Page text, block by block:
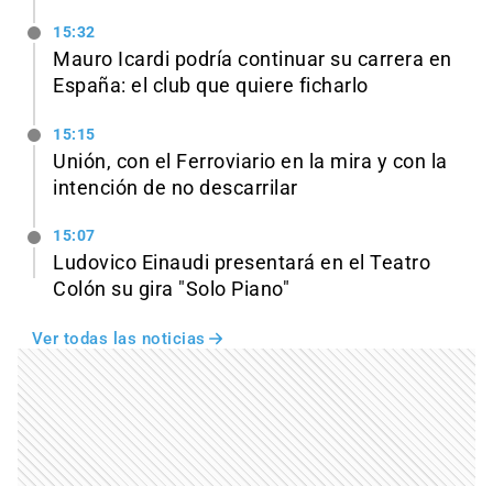
15:32
Mauro Icardi podría continuar su carrera en
España: el club que quiere ficharlo
15:15
Unión, con el Ferroviario en la mira y con la
intención de no descarrilar
15:07
Ludovico Einaudi presentará en el Teatro
Colón su gira "Solo Piano"
Ver todas las noticias